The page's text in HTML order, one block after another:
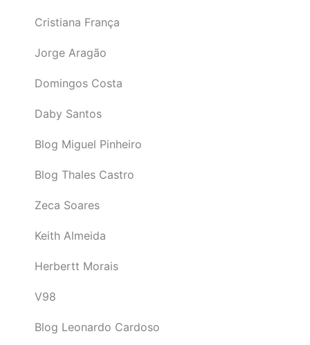
Cristiana França
Jorge Aragão
Domingos Costa
Daby Santos
Blog Miguel Pinheiro
Blog Thales Castro
Zeca Soares
Keith Almeida
Herbertt Morais
V98
Blog Leonardo Cardoso